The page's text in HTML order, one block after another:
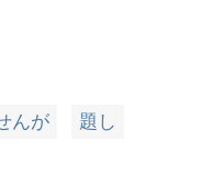
んが 題し